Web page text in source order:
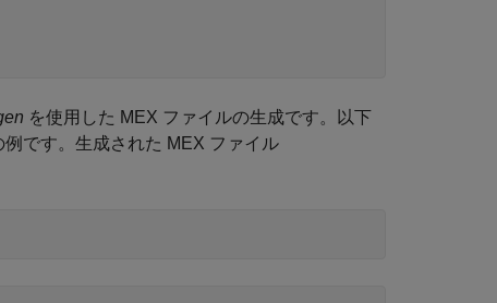
を使用した MEX ファイルの生成です。以下
です。生成された MEX ファイル